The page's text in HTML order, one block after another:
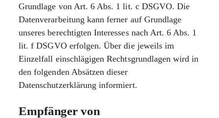
Grundlage von Art. 6 Abs. 1 lit. c DSGVO. Die
Datenverarbeitung kann ferner auf Grundlage
unseres berechtigten Interesses nach Art. 6 Abs. 1
lit. f DSGVO erfolgen. Über die jeweils im
Einzelfall einschlägigen Rechtsgrundlagen wird in
den folgenden Absätzen dieser
Datenschutzerklärung informiert.
Empfänger von